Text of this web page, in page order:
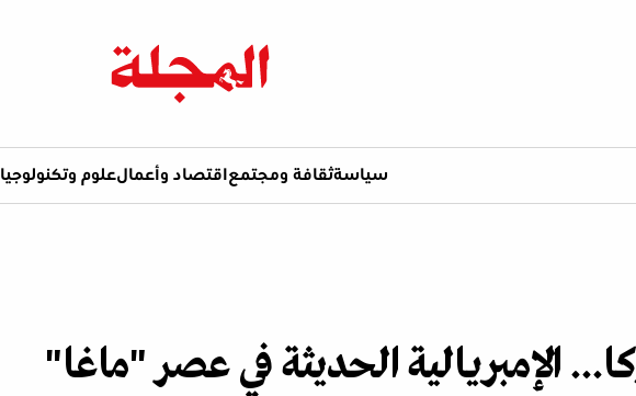
سياسةثقافة ومجتمع اقتصاد وأعمالعلوم وتكنولوجيا
الإمبريالية الحديثة في عصر "ماغا"